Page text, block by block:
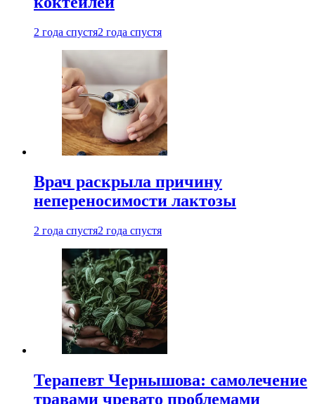
2 года спустя2 года спустя
Врач раскрыла причину
непереносимости лактозы
2 года спустя2 года спустя
Терапевт Чернышова: самолечение
травами чревато проблемами